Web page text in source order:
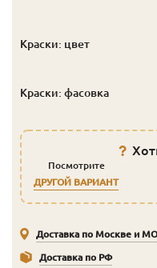
Краски: цвет
Краски: фасовка
Посмотрите
ДРУГОЙ ВАРИАНТ
Доставка по Москве и МО
Доставка по РФ